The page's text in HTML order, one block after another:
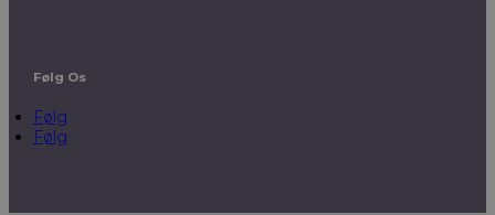
Følg Os
Følg
Følg